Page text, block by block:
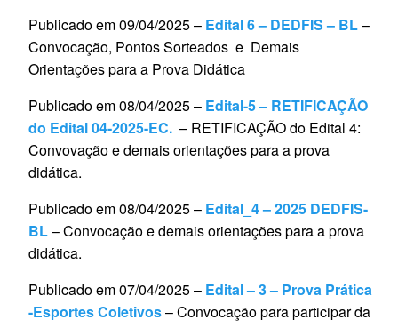
Publicado em 09/04/2025 – Edital 6 – DEDFIS – BL–
Convocação, Pontos Sorteados e Demais
Orientações para a Prova Didática
Publicado em 08/04/2025 – Edital-5 – RETIFICAÇÃO
do Edital 04-2025-EC. – RETIFICAÇÃO do Edital 4:
Convovação e demais orientações para a prova
didática.
Publicado em 08/04/2025 – Edital_4 – 2025 DEDFIS-
BL– Convocação e demais orientações para a prova
didática.
Publicado em 07/04/2025 – Edital – 3 – Prova Prática
-Esportes Coletivos– Convocação para participar da